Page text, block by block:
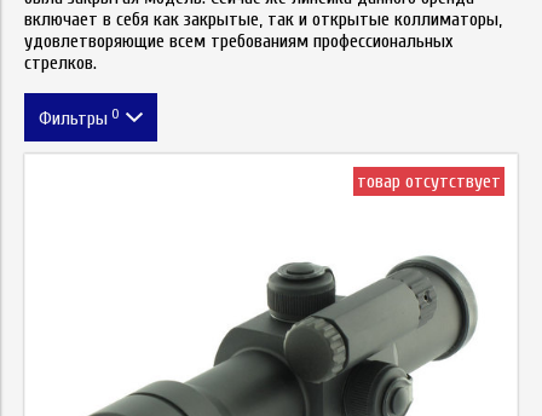
включает в себя как закрытые, так и открытые коллиматоры,
удовлетворяющие всем требованиям профессиональных
стрелков.
Фильтры 0
товар отсутствует